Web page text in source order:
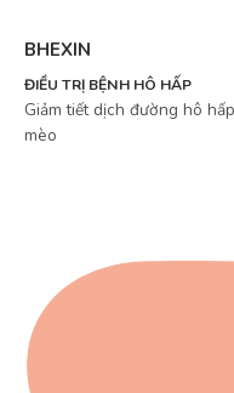
BHEXIN
ĐIỀU TRỊ BỆNH HÔ HẤP
Giảm tiết dịch đường hô
mèo